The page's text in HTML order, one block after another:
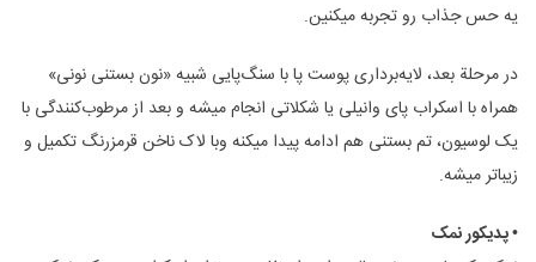
یه حس جذاب رو تجربه میکنین.
در مرحلة بعد‌، لایه‌برداری پوست پا با سنگ‌پایی شبیه «نون بستنی نونی»
همراه با اسکراب پای وانیلی یا شکلاتی انجام میشه و بعد از مرطوب‌کنندگی با
یک لوسیون، تم بستنی هم ادامه پیدا میکنه وبا لاک ناخن قرمزرنگ تکمیل و
زیباتر میشه.
• پدیکور نمک